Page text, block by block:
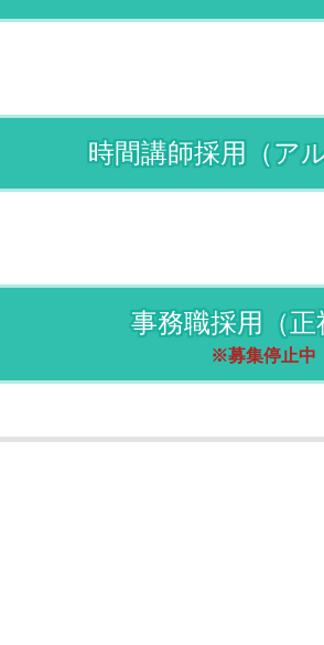
時間講師採用（ア
事務職採用（正
※募集停止中